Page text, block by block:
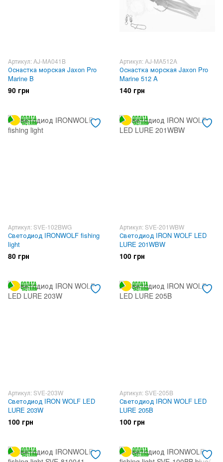
Артикул: AJ-MA041B
Оснастка морская Jaxon Pro
Marine B
90 грн
Артикул: AJ-MA512A
Оснастка морская Jaxon Pro
Marine 512 A
140 грн
Артикул: SVE-102BWG
Светодиод IRONWOLF fishing
light
80 грн
Артикул: SVE-201WBW
Светодиод IRON WOLF LED
LURE 201WBW
100 грн
Артикул: SVE-203W
Светодиод IRON WOLF LED
LURE 203W
100 грн
Артикул: SVE-205B
Светодиод IRON WOLF LED
LURE 205B
100 грн